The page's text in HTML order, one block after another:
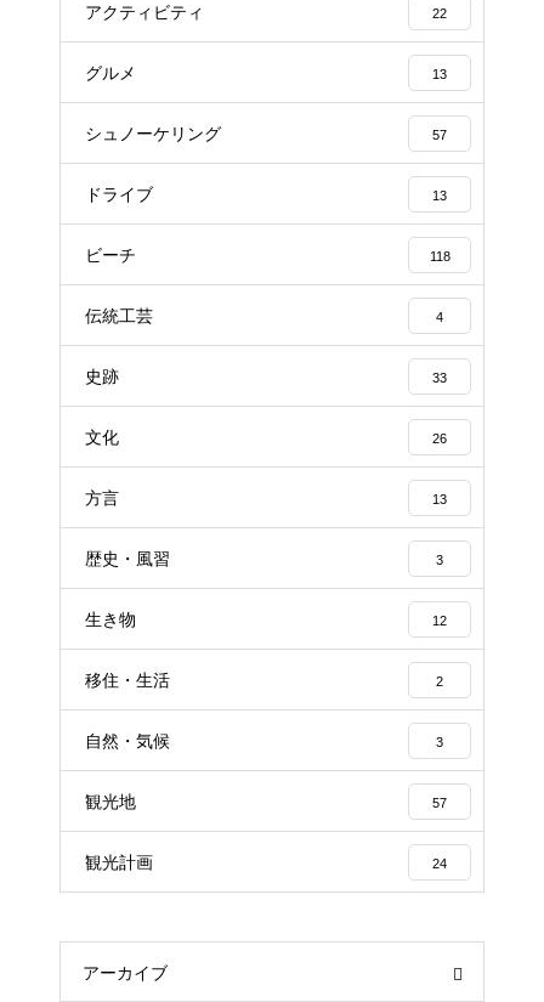
アクティビティ 22
グルメ 13
シュノーケリング 57
ドライブ 13
ビーチ 118
伝統工芸 4
史跡 33
文化 26
方言 13
歴史・風習 3
生き物 12
移住・生活 2
自然・気候 3
観光地 57
観光計画 24
アーカイブ